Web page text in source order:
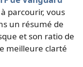
parcourir, vous
un résumé de
et son ratio de
meilleure clarté